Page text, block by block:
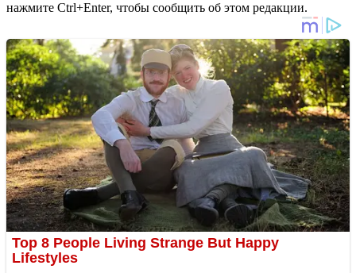
нажмите Ctrl+Enter, чтобы сообщить об этом редакции.